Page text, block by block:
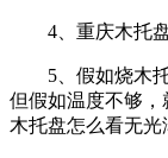
4、重庆木托
5、假如烧木
但假如温度不够，
木托盘怎么看无光